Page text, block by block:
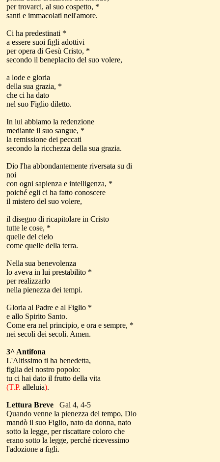
per trovarci, al suo cospetto, *
santi e immacolati nell'amore.
Ci ha predestinati *
a essere suoi figli adottivi
per opera di Gesù Cristo, *
secondo il beneplacito del suo volere,
a lode e gloria
della sua grazia, *
che ci ha dato
nel suo Figlio diletto.
In lui abbiamo la redenzione
mediante il suo sangue, *
la remissione dei peccati
secondo la ricchezza della sua grazia.
Dio l'ha abbondantemente riversata su di
noi
con ogni sapienza e intelligenza, *
poiché egli ci ha fatto conoscere
il mistero del suo volere,
il disegno di ricapitolare in Cristo
tutte le cose, *
quelle del cielo
come quelle della terra.
Nella sua benevolenza
lo aveva in lui prestabilito *
per realizzarlo
nella pienezza dei tempi.
Gloria al Padre e al Figlio *
e allo Spirito Santo.
Come era nel principio, e ora e sempre, *
nei secoli dei secoli. Amen.
3^ Antifona
L'Altissimo ti ha benedetta,
figlia del nostro popolo:
tu ci hai dato il frutto della vita
(T.P. alleluia).
Lettura Breve
Gal 4, 4-5
Quando venne la pienezza del tempo, Dio
mandò il suo Figlio, nato da donna, nato
sotto la legge, per riscattare coloro che
erano sotto la legge, perché ricevessimo
l'adozione a figli.